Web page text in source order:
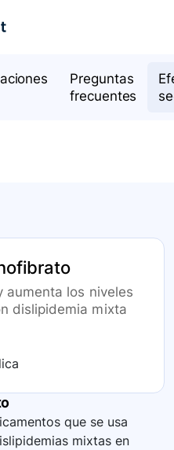
Preguntas
frecuentes
aumenta los niveles
dislipidemia mixta
que se usa
mixtas en